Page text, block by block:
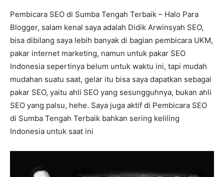
Pembicara SEO di Sumba Tengah Terbaik – Halo Para
Blogger, salam kenal saya adalah Didik Arwinsyah SEO,
bisa dibilang saya lebih banyak di bagian pembicara UKM,
pakar internet marketing, namun untuk pakar SEO
Indonesia sepertinya belum untuk waktu ini, tapi mudah
mudahan suatu saat, gelar itu bisa saya dapatkan sebagai
pakar SEO, yaitu ahli SEO yang sesungguhnya, bukan ahli
SEO yang palsu, hehe. Saya juga aktif di Pembicara SEO
di Sumba Tengah Terbaik bahkan sering keliling
Indonesia untuk saat ini